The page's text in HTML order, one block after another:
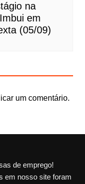
na
em
(05/09)
um comentário.
de emprego!
em nosso site foram